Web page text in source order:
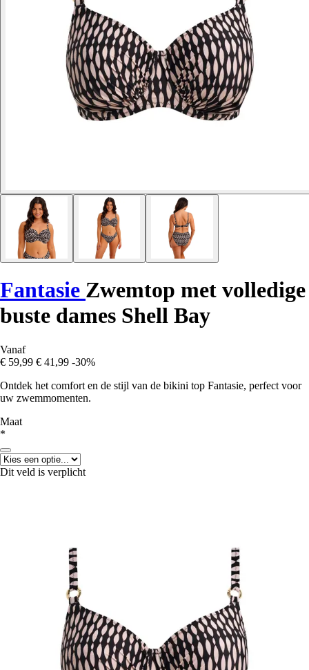
Fantasie Zwemtop met volledige
buste dames Shell Bay
Vanaf
€ 59,99 € 41,99 -30%
Ontdek het comfort en de stijl van de bikini top Fantasie, perfect voor
uw zwemmomenten.
Maat
*
Dit veld is verplicht